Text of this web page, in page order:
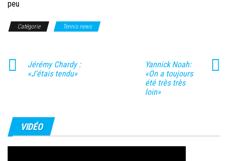
peu
Catégorie Tennis news
Jérémy Chardy :
«J’étais tendu»
Yannick Noah:
«On a toujours
été très très
loin»
VIDÉO